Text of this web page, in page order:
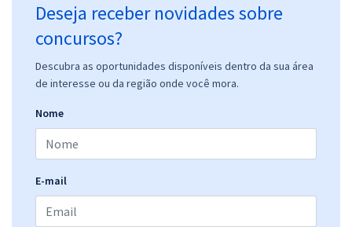
Deseja receber novidades sobre
concursos?
Descubra as oportunidades disponíveis dentro da sua área
de interesse ou da região onde você mora.
Nome
E-mail